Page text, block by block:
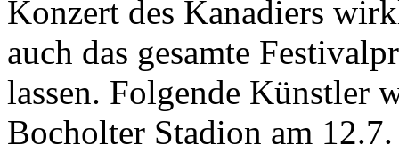
Konzert des Kanadiers
auch das gesamte
lassen. Folgende Künstler
Bocholter Stadion am